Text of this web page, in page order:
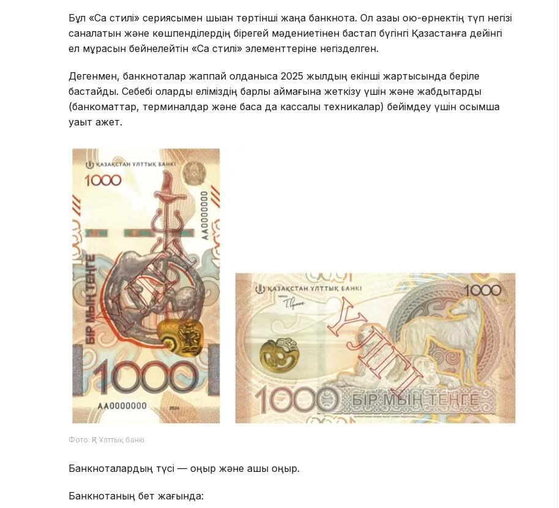
Бұл «Сақ стилі» сериясымен шыққан төртінші жаңа банкнота. Ол қазақы ою-өрнектің түп негізі
саналатын және көшпенділердің бірегей мәдениетінен бастап бүгінгі Қазақстанға дейінгі
ел мұрасын бейнелейтін «Сақ стилі» элементтеріне негізделген.
Дегенмен, банкноталар жаппай қолданысқа 2025 жылдың екінші жартысында беріле
бастайды. Себебі оларды еліміздің барлық аймағына жеткізу үшін және жабдықтарды
(банкоматтар, терминалдар және басқа да кассалық техникалар) бейімдеу үшін қосымша
уақыт қажет.
Фото: ҚР Ұлттық банкі
Банкноталардың түсі — қоңыр және ашық қоңыр.
Банкнотаның бет жағында: